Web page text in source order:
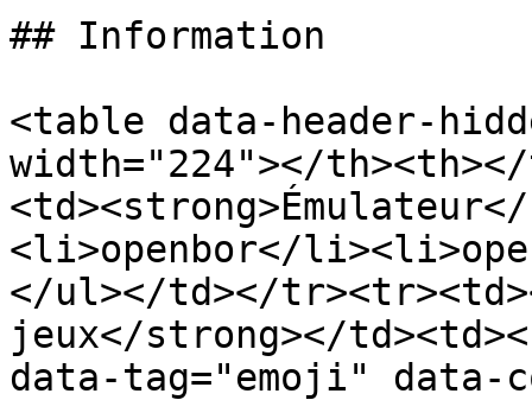
## Information
<table data-header-
width="224"></
<li>openbor</
</ul></td></
jeux</strong></
data-tag="emoji" data-